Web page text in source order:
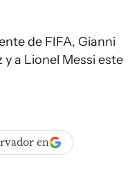
de FIFA, Gianni
y a Lionel Messi este
en